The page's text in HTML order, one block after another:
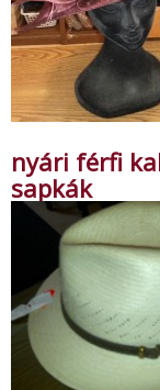
nyári férfi
sapkák